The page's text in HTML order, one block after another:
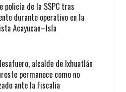
policía de la SSPC tras
durante operativo en la
Acayucan–Isla
alcalde de Ixhuatlán
permanece como no
ante la Fiscalía